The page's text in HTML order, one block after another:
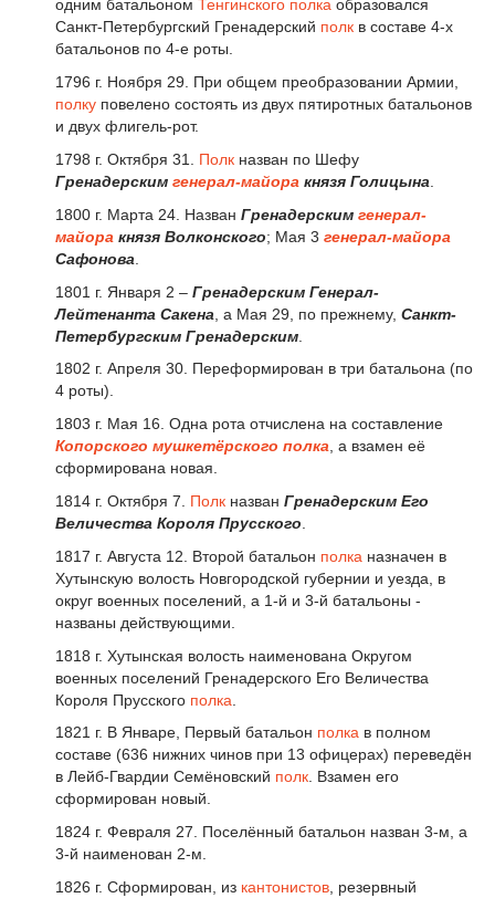
одним батальоном Тенгинского полка образовался
Санкт-Петербургский Гренадерский полк в составе 4-х
батальонов по 4-е роты.
1796 г. Ноября 29. При общем преобразовании Армии,
полку повелено состоять из двух пятиротных батальонов
и двух флигель-рот.
1798 г. Октября 31. Полк назван по Шефу
Гренадерским генерал-майора князя Голицына
1800 г. Марта 24. Назван Гренадерским генерал-
майора князя Волконского; Мая 3 генерал-майора
Сафонова
1801 г. Января 2 – Гренадерским Генерал-
Лейтенанта Сакена , а Мая 29, по прежнему, Санкт-
Петербургским Гренадерским
1802 г. Апреля 30. Переформирован в три батальона (по
4 роты).
1803 г. Мая 16. Одна рота отчислена на составление
Копорского мушкетёрского полка , а взамен её
сформирована новая.
1814 г. Октября 7. Полк назван Гренадерским Его
Величества Короля Прусского
1817 г. Августа 12. Второй батальон полка назначен в
Хутынскую волость Новгородской губернии и уезда, в
округ военных поселений, а 1-й и 3-й батальоны -
названы действующими.
1818 г. Хутынская волость наименована Округом
военных поселений Гренадерского Его Величества
Короля Прусского полка
1821 г. В Январе, Первый батальон полка в полном
составе (636 нижних чинов при 13 офицерах) переведён
в Лейб-Гвардии Семёновский полк. Взамен его
сформирован новый.
1824 г. Февраля 27. Поселённый батальон назван 3-м, а
3-й наименован 2-м.
1826 г. Сформирован, из кантонистов , резервный